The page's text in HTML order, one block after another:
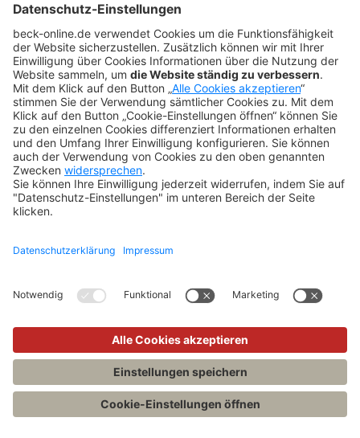
Nachhaltigkeit
NÜTZLICHES
FAQs
Tipps & Tricks
Newsletter
Abo kündigen
Widerruf
SONSTIGES
Impressum
Datenschutz
Rechtliches
Kontakt
Copyright 2026 Verlag C.H.Beck GmbH & Co. KG